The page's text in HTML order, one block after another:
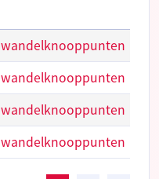
wandelknooppunten
wandelknooppunten
wandelknooppunten
wandelknooppunten